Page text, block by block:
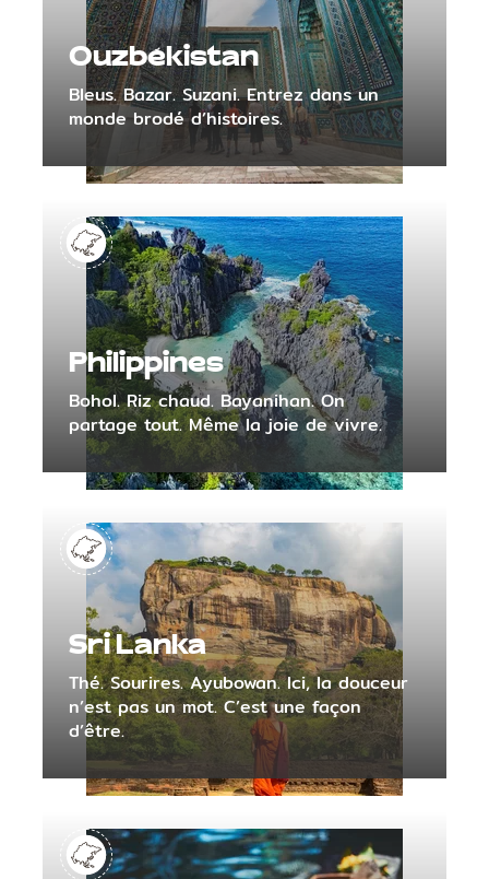
Ouzbékistan
Bleus. Bazar. Suzani. Entrez dans un
monde brodé d’histoires.
Philippines
Bohol. Riz chaud. Bayanihan. On
partage tout. Même la joie de vivre.
Sri Lanka
Thé. Sourires. Ayubowan. Ici, la douceur
n’est pas un mot. C’est une façon
d’être.